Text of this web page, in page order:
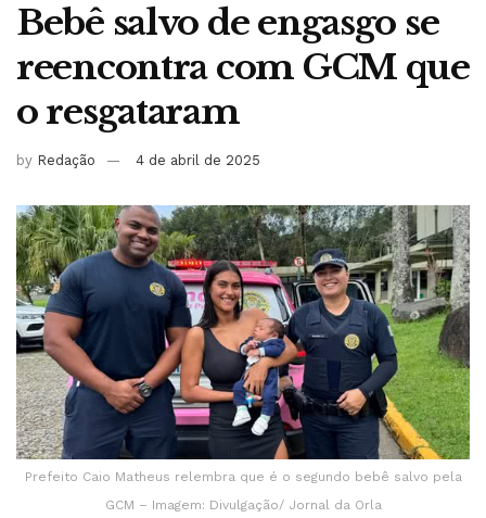
Bebê salvo de engasgo se
reencontra com GCM que
o resgataram
by Redação 4 de abril de 2025
Prefeito Caio Matheus relembra que é o segundo bebê salvo pela
GCM – Imagem: Divulgação/ Jornal da Orla